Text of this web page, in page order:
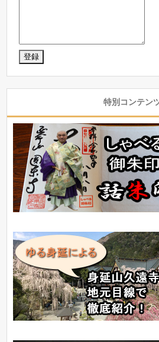
特別コンテン